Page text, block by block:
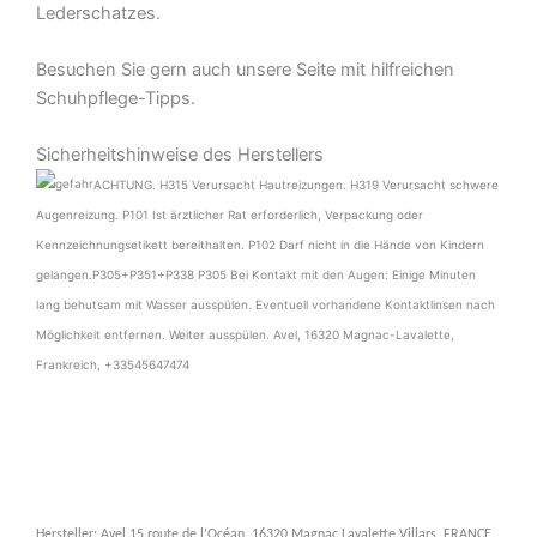
Lederschatzes.
Besuchen Sie gern auch unsere Seite mit hilfreichen
Schuhpflege-Tipps.
Sicherheitshinweise des Herstellers
ACHTUNG. H315 Verursacht Hautreizungen. H319 Verursacht schwere
Augenreizung. P101 Ist ärztlicher Rat erforderlich, Verpackung oder
Kennzeichnungsetikett bereithalten. P102 Darf nicht in die Hände von Kindern
gelangen.P305+P351+P338 P305 Bei Kontakt mit den Augen: Einige Minuten
lang behutsam mit Wasser ausspülen. Eventuell vorhandene Kontaktlinsen nach
Möglichkeit entfernen. Weiter ausspülen. Avel, 16320 Magnac-Lavalette,
Frankreich, +33545647474